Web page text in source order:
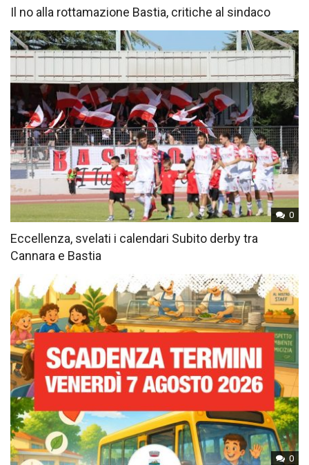
Il no alla rottamazione Bastia, critiche al sindaco
0
Eccellenza, svelati i calendari Subito derby tra
Cannara e Bastia
0